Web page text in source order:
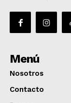
Menú
Nosotros
Contacto